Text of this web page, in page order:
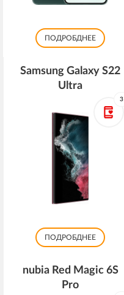
ПОДРОБДНЕЕ
Samsung Galaxy S22
Ultra
3
ПОДРОБДНЕЕ
nubia Red Magic 6S
Pro